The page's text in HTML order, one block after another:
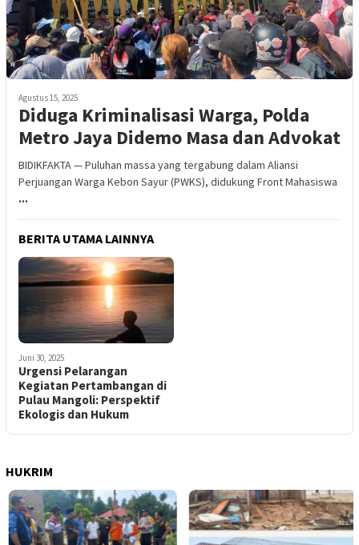
Agustus 15, 2025
Diduga Kriminalisasi Warga, Polda
Metro Jaya Didemo Masa dan Advokat
BIDIKFAKTA — Puluhan massa yang tergabung dalam Aliansi
Perjuangan Warga Kebon Sayur (PWKS), didukung Front Mahasiswa
...
BERITA UTAMA LAINNYA
Juni 30, 2025
Urgensi Pelarangan
Kegiatan Pertambangan di
Pulau Mangoli: Perspektif
Ekologis dan Hukum
HUKRIM